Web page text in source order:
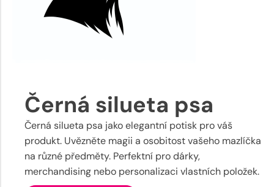
Černá silueta psa
Černá silueta psa jako elegantní potisk pro váš
produkt. Uvězněte magii a osobitost vašeho mazlíčka
na různé předměty. Perfektní pro dárky,
merchandising nebo personalizaci vlastních položek.